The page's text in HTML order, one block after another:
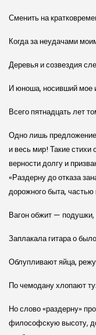
Сменить на
Когда за неудачами
Деревья и созвездия
И юноша, носивший мое
Всего пятнадцать лет
Одно лишь
и весь мир! Такие
верности долгу и
«Раздерну до отказа
дорожного быта,
Вагон обжит — подушки,
Заплакала гитара о
Облупливают яйца,
По чемодану хлопают
Но слово «раздерну»
философскую высоту,